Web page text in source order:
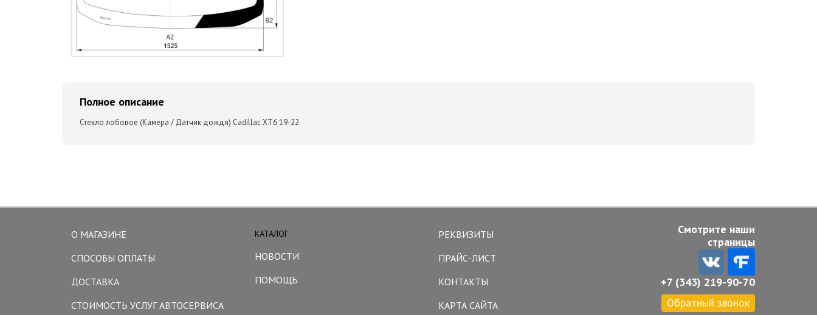
Полное описание
Стекло лобовое (Камера / Датчик дождя) Cadillac XT6 19-22
О МАГАЗИНЕ
СПОСОБЫ ОПЛАТЫ
ДОСТАВКА
СТОИМОСТЬ УСЛУГ АВТОСЕРВИСА
КАТАЛОГ
НОВОСТИ
ПОМОЩЬ
РЕКВИЗИТЫ
ПРАЙС-ЛИСТ
КОНТАКТЫ
КАРТА САЙТА
Смотрите наши
страницы
+7 (343) 219-90-70
Обратный звонок